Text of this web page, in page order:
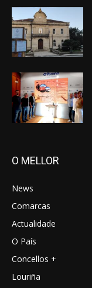
O MELLOR
News
Comarcas
Actualidade
O País
Concellos +
Louriña